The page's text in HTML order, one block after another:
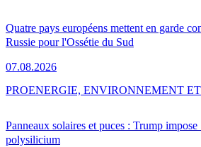
Quatre pays européens mettent en garde
Russie pour l'Ossétie du Sud
07.08.2026
Panneaux solaires et puces : Trump
polysilicium
PROENERGIE, ENVIRONNEMENT